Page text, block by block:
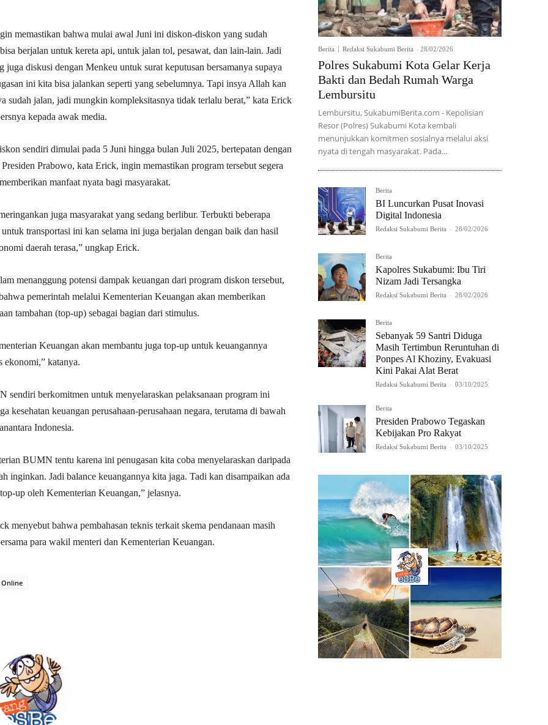
memastikan bahwa mulai awal Juni ini diskon-diskon yang sudah
berjalan untuk kereta api, untuk jalan tol, pesawat, dan lain-lain. Jadi
juga diskusi dengan Menkeu untuk surat keputusan bersamanya supaya
ini kita bisa jalankan seperti yang sebelumnya. Tapi insya Allah kan
sudah jalan, jadi mungkin kompleksitasnya tidak terlalu berat,” kata Erick
kepada awak media.
sendiri dimulai pada 5 Juni hingga bulan Juli 2025, bertepatan dengan
Prabowo, kata Erick, ingin memastikan program tersebut segera
manfaat nyata bagi masyarakat.
juga masyarakat yang sedang berlibur. Terbukti beberapa
transportasi ini kan selama ini juga berjalan dengan baik dan hasil
daerah terasa,” ungkap Erick.
menanggung potensi dampak keuangan dari program diskon tersebut,
pemerintah melalui Kementerian Keuangan akan memberikan
tambahan (top-up) sebagai bagian dari stimulus.
Keuangan akan membantu juga top-up untuk keuangannya
ekonomi,” katanya.
sendiri berkomitmen untuk menyelaraskan pelaksanaan program ini
kesehatan keuangan perusahaan-perusahaan negara, terutama di bawah
Indonesia.
BUMN tentu karena ini penugasan kita coba menyelaraskan daripada
inginkan. Jadi balance keuangannya kita jaga. Tadi kan disampaikan ada
up oleh Kementerian Keuangan,” jelasnya.
menyebut bahwa pembahasan teknis terkait skema pendanaan masih
para wakil menteri dan Kementerian Keuangan.
Berita Redaksi Sukabumi Berita - 28/02/2026
Polres Sukabumi Kota Gelar Kerja
Bakti dan Bedah Rumah Warga
Lembursitu
Lembursitu, SukabumiBerita.com - Kepolisian
Resor (Polres) Sukabumi Kota kembali
menunjukkan komitmen sosialnya melalui aksi
nyata di tengah masyarakat. Pada...
Berita
BI Luncurkan Pusat Inovasi
Digital Indonesia
Redaksi Sukabumi Berita - 28/02/2026
Berita
Kapolres Sukabumi: Ibu Tiri
Nizam Jadi Tersangka
Redaksi Sukabumi Berita - 28/02/2026
Berita
Sebanyak 59 Santri Diduga
Masih Tertimbun Reruntuhan di
Ponpes Al Khoziny, Evakuasi
Kini Pakai Alat Berat
Redaksi Sukabumi Berita - 03/10/2025
Berita
Presiden Prabowo Tegaskan
Kebijakan Pro Rakyat
Redaksi Sukabumi Berita - 03/10/2025